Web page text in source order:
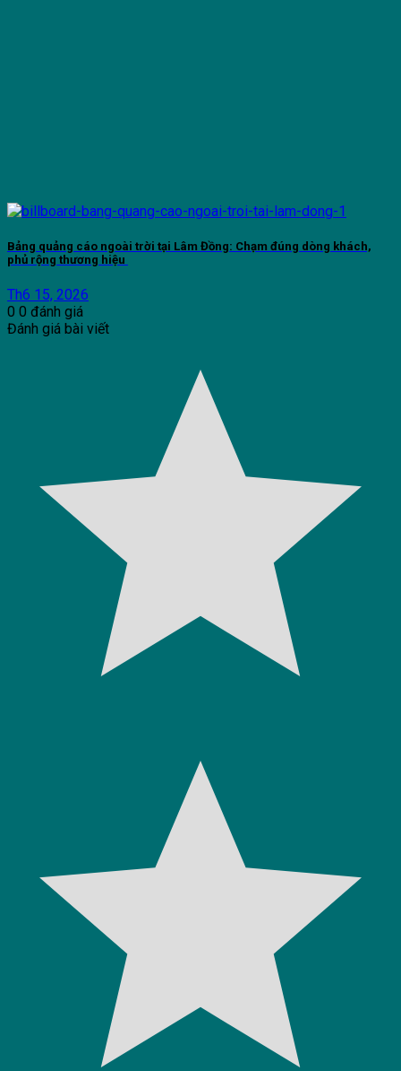
Bảng quảng cáo ngoài trời tại Lâm Đồng: Chạm đúng dòng khách,
phủ rộng thương hiệu
Th6 15, 2026
0 0 đánh giá
Đánh giá bài viết